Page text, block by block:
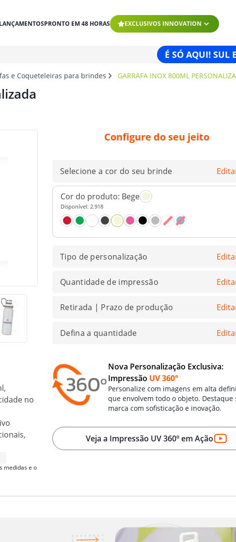
LANÇAMENTOSPRONTO EM 48 HORAS EXCLUSIVOS INNOVATION
É SÓ AQUI! SUL
e Coqueteleiras para brindes GARRAFA INOX 800ML
no
medidas e o
Configure do seu jeito
Selecione a cor do seu brinde
Cor do produto: Bege
Disponível: 2.918
Tipo de personalização
Quantidade de impressão
Retirada | Prazo de produção
Defina a quantidade
Nova Personalização Exclusiva:
Impressão UV 360°
Personalize com imagens em alta
que envolvem todo o objeto. Destaque
marca com sofisticação e inovação.
Veja a Impressão UV 360º em Ação